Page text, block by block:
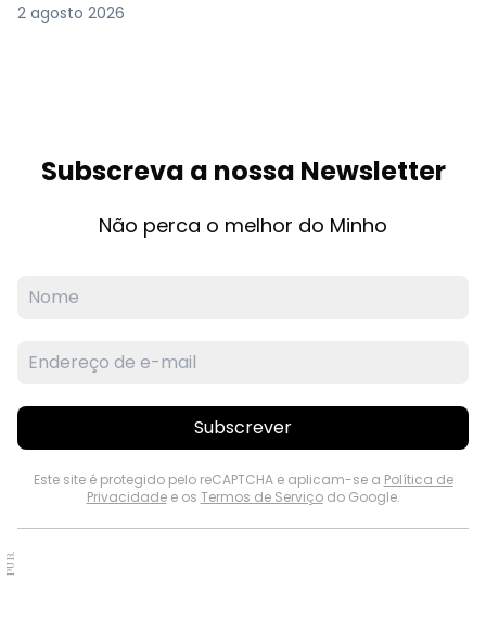
2 agosto 2026
Subscreva a nossa Newsletter
Não perca o melhor do Minho
Subscrever
Este site é protegido pelo reCAPTCHA e aplicam-se a Política de
Privacidadee os Termos de Serviçodo Google.
PUB.